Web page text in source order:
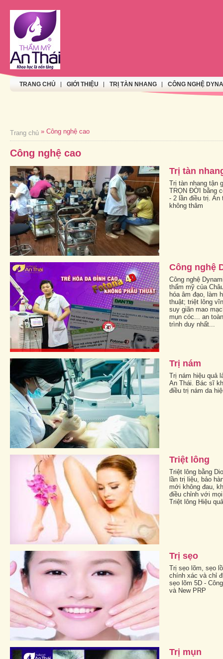
TRANG CHỦ GIỚI THIỆU TRỊ TÀN NHANG CÔNG NGHỆ
Trang chủ » Công nghệ cao
Công nghệ cao
Trị tàn
Trị tàn nhang tận
TRỌN ĐỜI bằng
- 2 lần điều trị. An
không thâm
Công nghệ
Công nghệ
thẩm mỹ của
hóa âm đạo, làm
thuật; triệt lông
suy giãn mao
mụn cóc... an
trình duy nhất...
Trị nám
Trị nám hiệu quả
An Thái. Bác sĩ
điều trị nám da
Triệt lông
Triệt lông bằng
lần trị liệu, bảo
mới không đau,
điều chỉnh với
Triệt lông Hiệu
Trị sẹo
Trị sẹo lõm, sẹo
chính xác và chỉ
sẹo lõm 5D -
và New PRP
Trị mụn